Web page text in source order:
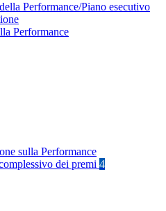
Performance/Piano esecutivo
Performance
sulla Performance
dei premi 4